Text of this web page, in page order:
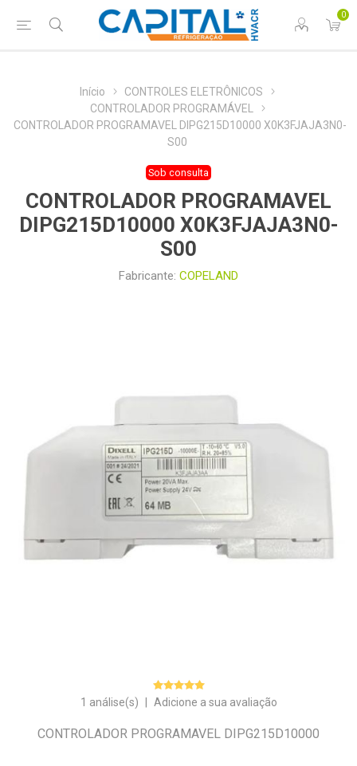
0
Início
CONTROLES ELETRÔNICOS
CONTROLADOR PROGRAMÁVEL
CONTROLADOR PROGRAMAVEL DIPG215D10000 X0K3FJAJA3N0-
S00
Sob consulta
CONTROLADOR PROGRAMAVEL
DIPG215D10000 X0K3FJAJA3N0-
S00
Fabricante: COPELAND
1 análise(s) Adicione a sua avaliação
CONTROLADOR PROGRAMAVEL DIPG215D10000